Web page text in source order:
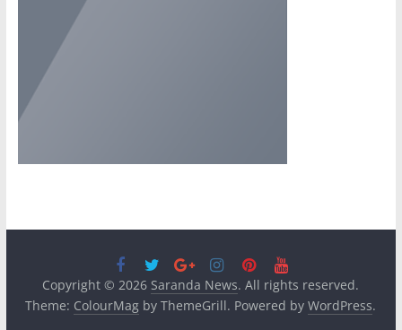
Copyright © 2026 Saranda News. All rights reserved.
Theme: ColourMag by ThemeGrill. Powered byWordPress.